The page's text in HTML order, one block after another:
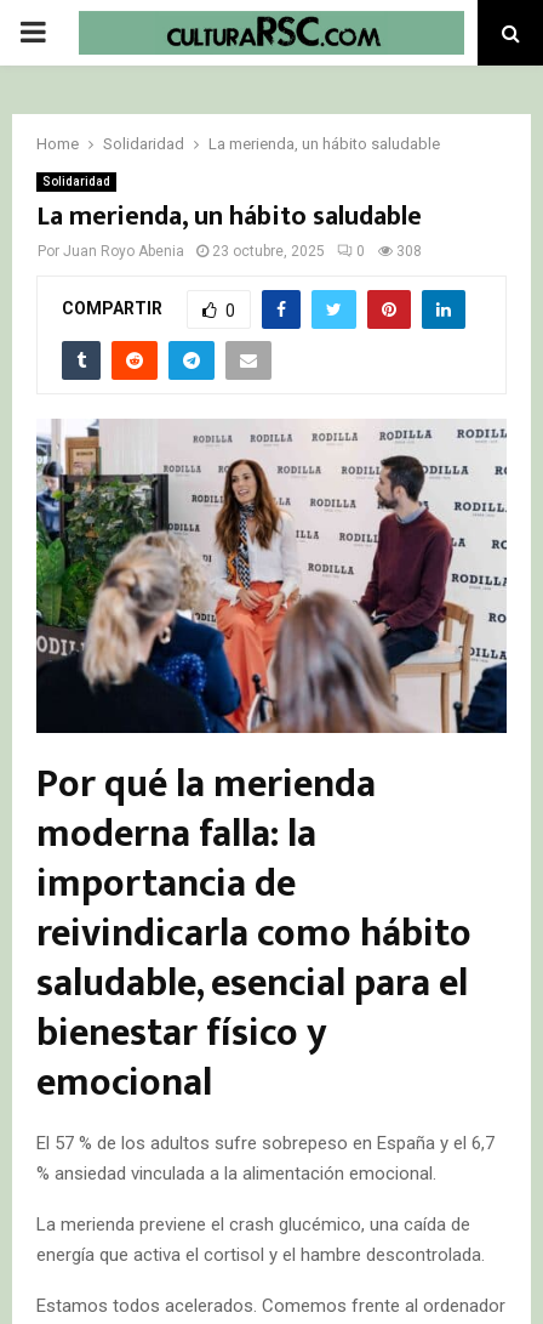
PRIMARY
Home Solidaridad La merienda, un hábito saludable
Solidaridad
La merienda, un hábito saludable
Por Juan Royo Abenia 23 octubre, 2025 0 308
COMPARTIR 0
Por qué la merienda
moderna falla: la
importancia de
reivindicarla como hábito
saludable, esencial para el
bienestar físico y
emocional
El 57 % de los adultos sufre sobrepeso en España y el 6,7
% ansiedad vinculada a la alimentación emocional.
La merienda previene el crash glucémico, una caída de
energía que activa el cortisol y el hambre descontrolada.
Estamos todos acelerados. Comemos frente al ordenador